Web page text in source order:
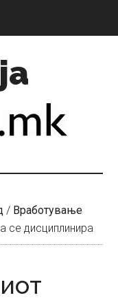
/ Вработување
се дисциплинира